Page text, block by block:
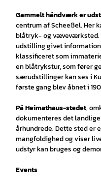
Gammelt håndværk er
centrum af Scheeßel. Her
blåtryk- og væveværksted.
udstilling givet
klassificeret som
en blåtrykstur, som fører
særudstillinger kan ses i
første gang blev åbnet i
På Heimathaus-stedet,
dokumenteres det
århundrede. Dette sted er
mangfoldighed og viser
udstyr kan bruges og
Events